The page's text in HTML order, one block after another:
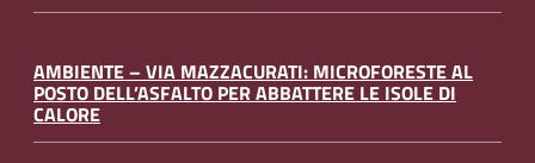
AMBIENTE – VIA MAZZACURATI: MICROFORESTE AL
POSTO DELL’ASFALTO PER ABBATTERE LE ISOLE DI
CALORE